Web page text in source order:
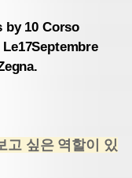
by 10 Corso
Le17Septembre
고 싶은 역할이 있